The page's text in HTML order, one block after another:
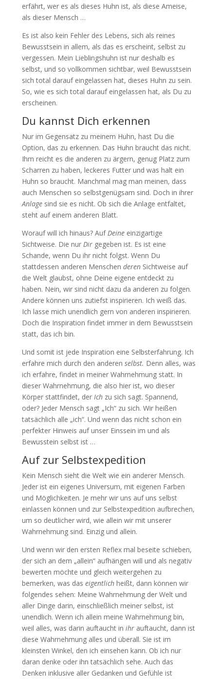
erfährt, wer es als dieses Huhn ist, als diese Ameise,
als dieser Mensch …
Es ist also kein Fehler des Lebens, sich als reines
Bewusstsein in allem, als das es erscheint, selbst zu
vergessen. Mein Lieblingshuhn ist nur deshalb es
selbst, und so vollkommen sichtbar, weil Bewusstsein
sich total darauf eingelassen hat, dieses Huhn zu sein.
So, wie es sich total darauf eingelassen hat, als Du zu
erscheinen.
Du kannst Dich erkennen
Nur im Gegensatz zu meinem Huhn, hast Du die
Option, das zu erkennen. Das Huhn braucht das nicht.
Ihm reicht es die anderen zu ärgern, genug Platz zum
Scharren zu haben, leckeres Futter und was halt ein
Huhn so braucht. Manchmal mag man meinen, dass
auch Menschen so selbstgenügsam sind. Doch in ihrer
Anlagesind sie es nicht. Ob sich die Anlage entfaltet,
steht auf einem anderen Blatt.
Worauf will ich hinaus? AufDeineeinzigartige
Sichtweise. Die nur Dirgegeben ist. Es ist eine
Schande, wenn Du ihr nicht folgst. Wenn Du
stattdessen anderen Menschen derenSichtweise auf
die Welt glaubst, ohne Deine eigene entdeckt zu
haben. Nein, wir sind nicht dazu da anderen zu folgen.
Andere können uns zutiefst inspirieren. Ich weiß das.
Ich lasse mich unendlich gern von anderen inspirieren.
Doch die Inspiration findet immer in dem Bewusstsein
statt, das ich bin.
Und somit ist jede Inspiration eine Selbsterfahrung. Ich
erfahre mich durch den anderen selbst. Denn alles, was
ich erfahre, findet in meiner Wahrnehmung statt. In
dieser Wahrnehmung, die also hier ist, wo dieser
Körper stattfindet, der Ichzu sich sagt. Spannend,
oder? Jeder Mensch sagt „Ich“ zu sich. Wir heißen
tatsächlich alle „ich“. Und wenn das nicht schon ein
perfekter Hinweis auf unser Einssein im und als
Bewusstein selbst ist …
Auf zur Selbstexpedition
Kein Mensch sieht die Welt wie ein anderer Mensch.
Jeder ist ein eigenes Universum, mit eigenen Farben
und Möglichkeiten. Je mehr wir uns auf uns selbst
einlassen können und zur Selbstexpedition aufbrechen,
um so deutlicher wird, wie allein wir mit unserer
Wahrnehmung sind. Einzig und allein.
Und wenn wir den ersten Reflex mal beseite schieben,
der sich an dem „allein“ aufhängen will und als negativ
bewerten möchte und gleich weitergehen zu
bemerken, was das eigentlichheißt, dann können wir
folgendes sehen: Meine Wahrnehmung der Welt und
aller Dinge darin, einschließlich meiner selbst, ist
unendlich. Wenn ich allein meine Wahrnehmung bin,
weil alles, was darin auftaucht in ihrauftaucht, dann ist
diese Wahrnehmung alles und überall. Sie ist im
kleinsten Winkel, den ich einsehen kann. Ob ich nur
daran denke oder ihn tatsächlich sehe. Auch das
Denken inklusive aller Gedanken und Gefühle ist